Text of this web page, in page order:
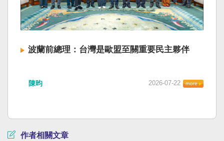
波蘭前總理：台灣是歐盟至關重要民主夥伴
陳昀 2026-07-22
作者相關文章